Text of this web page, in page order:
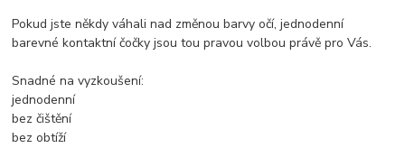
Pokud jste někdy váhali nad změnou barvy očí, jednodenní
barevné kontaktní čočky jsou tou pravou volbou právě pro Vás.
Snadné na vyzkoušení:
jednodenní
bez čištění
bez obtíží